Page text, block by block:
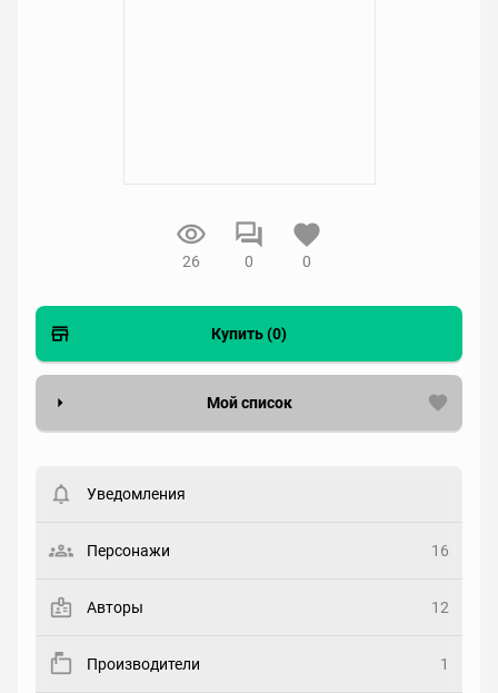
26 0 0
Купить (0)
Мой список
Статус
Рейтинг
Уведомления
Персонажи 16
Авторы 12
Производители 1